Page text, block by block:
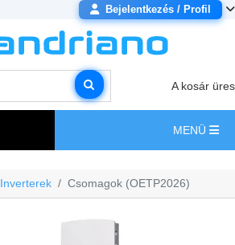
Bejelentkezés / Profil
A kosár üres
MENÜ
Inverterek Csomagok (OETP2026)